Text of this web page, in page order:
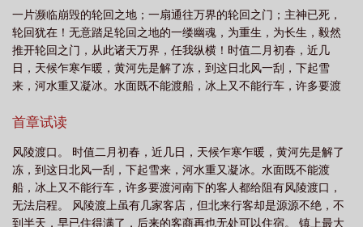
谁 史上最牛轮回列表 史上最牛轮回是哪一年 史上最牛轮回免费 史上最
牛轮回主角是无女主吗 史上最牛轮回TXT免费 史上最牛杂货铺 史上最牛轮
回百度 史上最牛轮回听书 史上最牛轮回境界 史上最牛轮回第1026
上最强牛轮回 史上最牛轮回好看吗 史上最牛轮回123 史上最牛轮回女主
谁 史上最牛轮回顶点 史上最牛轮回免费阅读 史上最牛轮回境界划分
上最牛轮回笔趣阁 史上最牛轮回是什么 史上最牛轮回起点中文网
一片濒临崩毁的轮回之地；一扇通往万界的轮回之门；主神已死，
轮回犹在！无意踏足轮回之地的一缕幽魂，为重生，为长生，毅然
推开轮回之门，从此诸天万界，任我纵横！时值二月初春，近几
日，天候乍寒乍暖，黄河先是解了冻，到这日北风一刮，下起雪
来，河水重又凝冰。水面既不能渡船，冰上又不能行车，许多要渡
店，但北来行客却是源源不绝，不到半天，早已住得满了，后来的
是平安过渡的彩头。这家客店客舍宽大，找不到客店的商客便都涌
来了，因此更是分外拥挤。掌柜的费尽唇舌，每一间房中都塞满了
三四个人，余下的二十来人实在无可安置，只得都在大堂上围坐。
伙计们在掌柜的指挥下，搬开了桌椅，在堂上生了一堆大火，门外
首章试读
风陵渡口。 时值二月初春，近几日，天候乍寒乍暖，黄河先是解了
冻，到这日北风一刮，下起雪来，河水重又凝冰。水面既不能渡
船，冰上又不能行车，许多要渡河南下的客人都给阻有风陵渡口，
无法启程。 风陵渡上虽有几家客店，但北来行客却是源源不绝，不
到半天，早已住得满了，后来的客商再也无处可以住宿。 镇上最大